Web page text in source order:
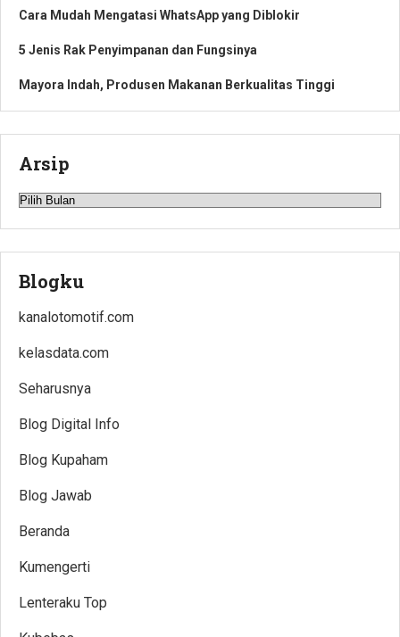
Cara Mudah Mengatasi WhatsApp yang Diblokir
5 Jenis Rak Penyimpanan dan Fungsinya
Mayora Indah, Produsen Makanan Berkualitas Tinggi
Arsip
Arsip
Blogku
kanalotomotif.com
kelasdata.com
Seharusnya
Blog Digital Info
Blog Kupaham
Blog Jawab
Beranda
Kumengerti
Lenteraku Top